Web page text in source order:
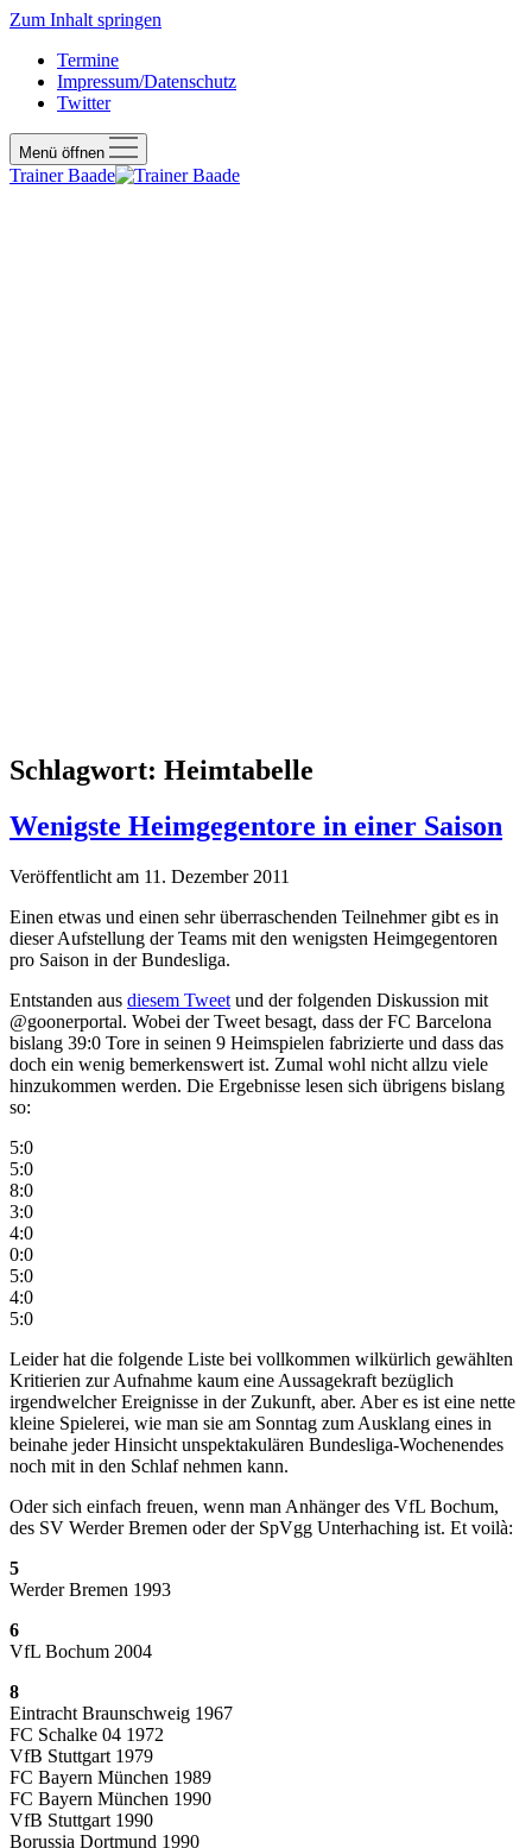
Zum Inhalt springen
Termine
Impressum/Datenschutz
Twitter
Menü öffnen
Trainer Baade
Schlagwort: Heimtabelle
Wenigste Heimgegentore in einer Saison
Veröffentlicht am 11. Dezember 2011
Einen etwas und einen sehr überraschenden Teilnehmer gibt es in
dieser Aufstellung der Teams mit den wenigsten Heimgegentoren
pro Saison in der Bundesliga.
Entstanden aus diesem Tweet und der folgenden Diskussion mit
@goonerportal. Wobei der Tweet besagt, dass der FC Barcelona
bislang 39:0 Tore in seinen 9 Heimspielen fabrizierte und dass das
doch ein wenig bemerkenswert ist. Zumal wohl nicht allzu viele
hinzukommen werden. Die Ergebnisse lesen sich übrigens bislang
so:
5:0
5:0
8:0
3:0
4:0
0:0
5:0
4:0
5:0
Leider hat die folgende Liste bei vollkommen wilkürlich gewählten
Kritierien zur Aufnahme kaum eine Aussagekraft bezüglich
irgendwelcher Ereignisse in der Zukunft, aber. Aber es ist eine nette
kleine Spielerei, wie man sie am Sonntag zum Ausklang eines in
beinahe jeder Hinsicht unspektakulären Bundesliga-Wochenendes
noch mit in den Schlaf nehmen kann.
Oder sich einfach freuen, wenn man Anhänger des VfL Bochum,
des SV Werder Bremen oder der SpVgg Unterhaching ist. Et voilà:
5
Werder Bremen 1993
6
VfL Bochum 2004
8
Eintracht Braunschweig 1967
FC Schalke 04 1972
VfB Stuttgart 1979
FC Bayern München 1989
FC Bayern München 1990
VfB Stuttgart 1990
Borussia Dortmund 1990